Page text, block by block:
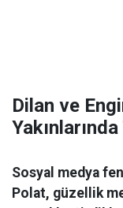
Dilan ve
Sosyal medya
Polat, güzellik